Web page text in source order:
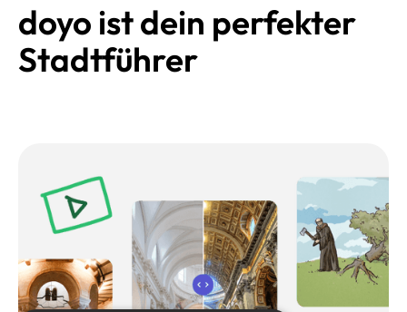
doyo ist dein perfekter
Stadtführer